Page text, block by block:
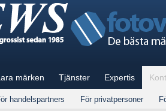
märken Tjänster Expertis
handelspartners För privatpersoner